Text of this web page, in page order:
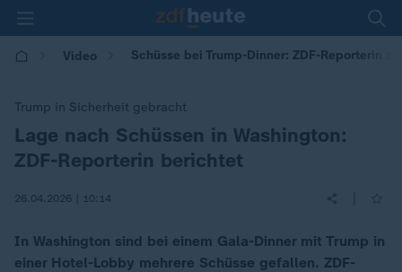
Video Schüsse bei Trump-Dinner: ZDF-Reporterin
Trump in Sicherheit gebracht
:Lage nach Schüssen in Washington:
ZDF-Reporterin berichtet
26.04.2026 | 10:14
In Washington sind bei einem Gala-Dinner mit Trump in
einer Hotel-Lobby mehrere Schüsse gefallen. ZDF-